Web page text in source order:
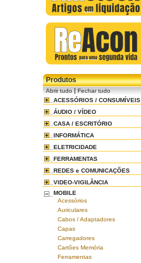
Produtos
Abrir tudo|Fechar tudo
ACESSÓRIOS / CONSUMÍVEIS
ÁUDIO / VÍDEO
CASA / ESCRITÓRIO
INFORMÁTICA
ELETRICIDADE
FERRAMENTAS
REDES e COMUNICAÇÕES
VIDEO-VIGILÂNCIA
MOBILE
Acessórios
Auriculares
Cabos / Adaptadores
Capas
Carregadores
Cartões Memória
Ferramentas